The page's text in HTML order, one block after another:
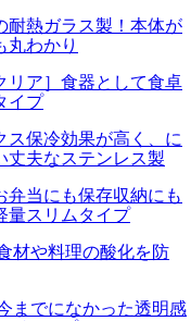
耐熱ガラス製！本体が
丸わかり
ア］ 食器として食卓
イプ
ス保冷効果が高く、に
丈夫なステンレス製
弁当にも保存収納にも
量スリムタイプ
材や料理の酸化を防
までになかった透明感